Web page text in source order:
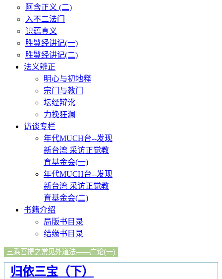
阿含正义 (二)
入不二法门
识蕴真义
胜鬘经讲记(一)
胜鬘经讲记(二)
法义辨正
明心与初地释
宗门与教门
坛经辩讹
力挽狂澜
访谈专栏
年代MUCH台--发现
新台湾 采访正觉教
育基金会(一)
年代MUCH台--发现
新台湾 采访正觉教
育基金会(二)
书籍介绍
局版书目录
结缘书目录
三乘菩提之常见外道法——广论(一)
归依三宝（下）